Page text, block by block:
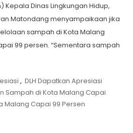
Kepala Dinas Lingkungan Hidup,
Matondang menyampaikaan jika
sampah di Kota Malang
99 persen. “Sementara sampah
, DLH Dapatkan Apresiasi
Sampah di Kota Malang Capai
Malang Capai 99 Persen